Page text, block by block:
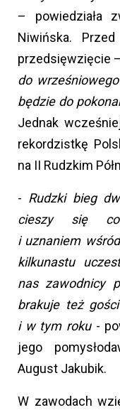
– powiedziała
Niwińska.
przedsięwzięcie
do
będzie do
Jednak
rekordzistkę
na II Rudzkim
- Rudzki bieg
cieszy się
i uznaniem
kilkunastu
nas zawodnicy
brakuje też
i w tym roku-
jego
August Jakubik.
W zawodach